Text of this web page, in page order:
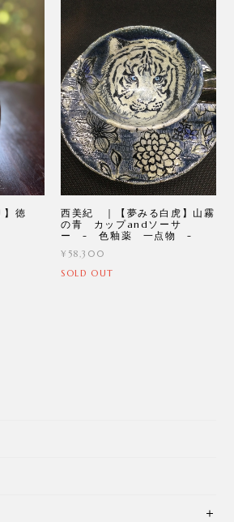
】徳
西美紀 ｜【夢みる白虎】山霧
の青 カップandソーサ
ー - 色釉薬 一点物 -
¥58,300
SOLD OUT